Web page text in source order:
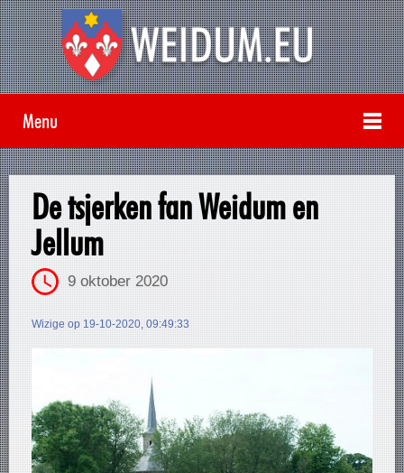
Menu
De tsjerken fan Weidum en
Jellum
9 oktober 2020
Wizige op 19-10-2020, 09:49:33